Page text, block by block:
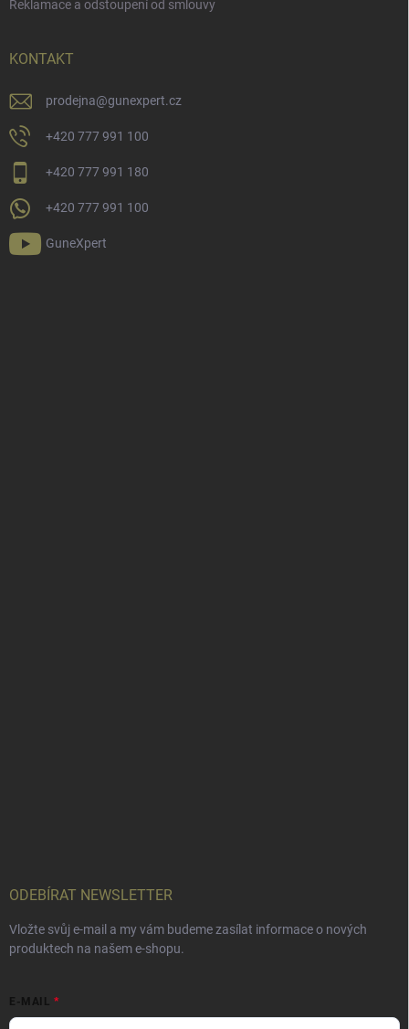
Reklamace a odstoupení od smlouvy
KONTAKT
prodejna@gunexpert.cz
+420 777 991 100
+420 777 991 180
+420 777 991 100
GuneXpert
ODEBÍRAT NEWSLETTER
Vložte svůj e-mail a my vám budeme zasílat informace o nových
produktech na našem e-shopu.
E-MAIL